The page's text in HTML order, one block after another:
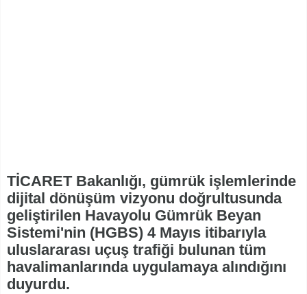
TİCARET Bakanlığı, gümrük işlemlerinde
dijital dönüşüm vizyonu doğrultusunda
geliştirilen Havayolu Gümrük Beyan
Sistemi'nin (HGBS) 4 Mayıs itibarıyla
uluslararası uçuş trafiği bulunan tüm
havalimanlarında uygulamaya alındığını
duyurdu.